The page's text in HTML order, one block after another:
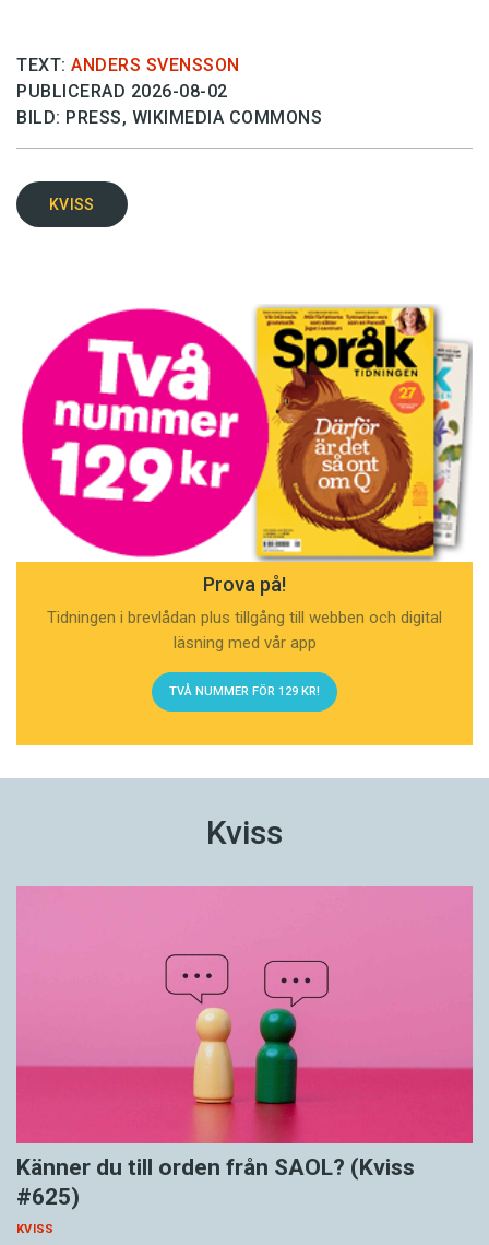
TEXT: ANDERS SVENSSON
PUBLICERAD 2026-08-02
BILD: PRESS, WIKIMEDIA COMMONS
KVISS
Prova på!
Tidningen i brevlådan plus tillgång till webben och digital
läsning med vår app
TVÅ NUMMER FÖR 129 KR!
Kviss
Känner du till orden från SAOL? (Kviss
#625)
KVISS